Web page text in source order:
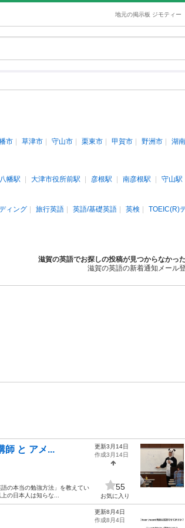
地元の掲示板 ジモティー
市 草津市 守山市 栗東市 甲賀市 野洲市
湖
幡駅 大津市役所前駅 彦根駅 南彦根駅 守山駅
ィング 旅行英語 英語/基礎英語 英検 TOEIC(R)
滋賀の英語でお探しの投稿が見つからなかっ
滋賀の英語の新着通知メール
師 と アメ...
の本当の勉強方法」を教えてい
の日本人は知らな...
更新3月14日
作成3月14日
55
お気に入り
更新8月4日
作成8月4日